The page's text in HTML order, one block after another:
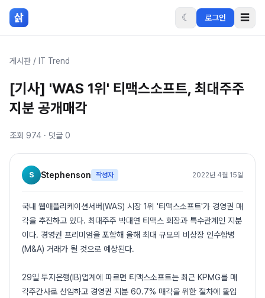
본문 바로가기
삵 ☾ 로그인 ☰
게시판 / IT Trend
[기사] 'WAS 1위' 티맥스소프트, 최대주주
지분 공개매각
조회 974 · 댓글 0
S Stephenson 작성자 2022년 4월 15일
국내 웹애플리케이션서버(WAS) 시장 1위 '티맥스소프트'가 경영권 매
각을 추진하고 있다. 최대주주 박대연 티맥스 회장과 특수관계인 지분
이다. 경영권 프리미엄을 포함해 올해 최대 규모의 비상장 인수합병
(M&A) 거래가 될 것으로 예상된다.
29일 투자은행(IB)업계에 따르면 티맥스소프트는 최근 KPMG를 매
각주간사로 선임하고 경영권 지분 60.7% 매각을 위한 절차에 돌입